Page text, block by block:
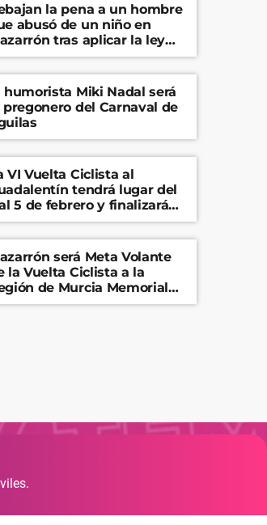
la pena a un hombre
abusó de un niño en
tras aplicar la ley
‘solo sí es sí’
humorista Miki Nadal será
pregonero del Carnaval de
VI Vuelta Ciclista al
tendrá lugar del
5 de febrero y finalizará
el Castillo de Lorca
será Meta Volante
la Vuelta Ciclista a la
de Murcia Memorial
Rojas